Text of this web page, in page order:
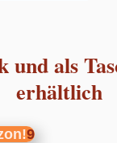
und als
erhältlich